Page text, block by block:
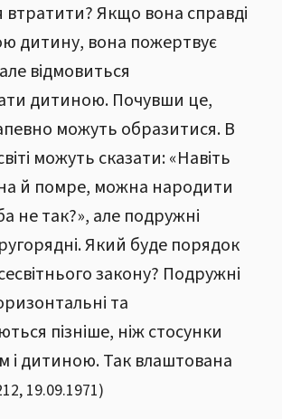
втратити? Якщо вона справді
дитину, вона пожертвує
відмовиться
дитиною. Почувши це,
можуть образитися. В
можуть сказати: «Навіть
й помре, можна народити
не так?», але подружні
Який буде порядок
закону? Подружні
та
пізніше, ніж стосунки
і дитиною. Так влаштована
, 19.09.1971)